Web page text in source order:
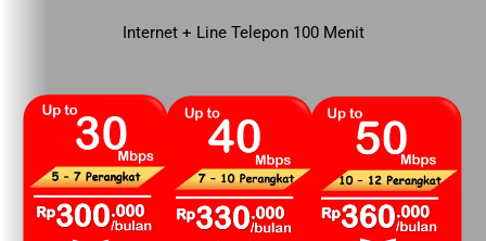
Internet + Line Telepon 100 Menit